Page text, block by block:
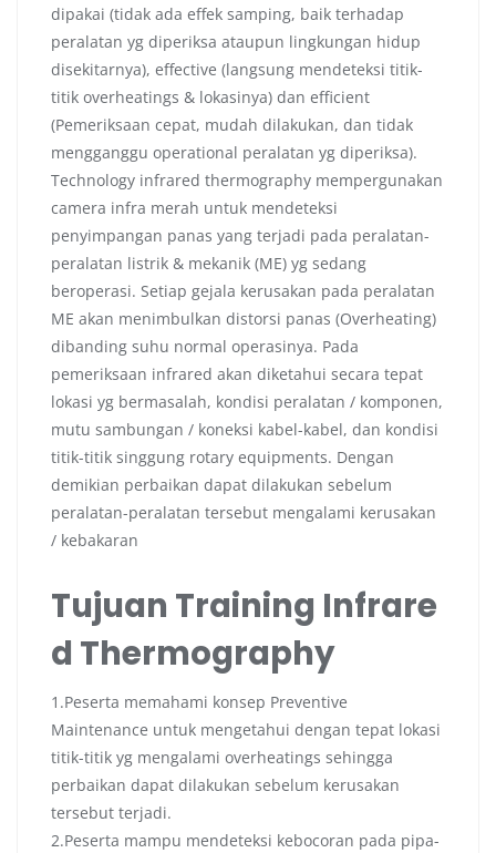
dipakai (tidak ada effek samping, baik terhadap
peralatan yg diperiksa ataupun lingkungan hidup
disekitarnya), effective (langsung mendeteksi titik-
titik overheatings & lokasinya) dan efficient
(Pemeriksaan cepat, mudah dilakukan, dan tidak
mengganggu operational peralatan yg diperiksa).
Technology infrared thermography mempergunakan
camera infra merah untuk mendeteksi
penyimpangan panas yang terjadi pada peralatan-
peralatan listrik & mekanik (ME) yg sedang
beroperasi. Setiap gejala kerusakan pada peralatan
ME akan menimbulkan distorsi panas (Overheating)
dibanding suhu normal operasinya. Pada
pemeriksaan infrared akan diketahui secara tepat
lokasi yg bermasalah, kondisi peralatan / komponen,
mutu sambungan / koneksi kabel-kabel, dan kondisi
titik-titik singgung rotary equipments. Dengan
demikian perbaikan dapat dilakukan sebelum
peralatan-peralatan tersebut mengalami kerusakan
/ kebakaran
Tujuan Training Infrare
d Thermography
1.Peserta memahami konsep Preventive
Maintenance untuk mengetahui dengan tepat lokasi
titik-titik yg mengalami overheatings sehingga
perbaikan dapat dilakukan sebelum kerusakan
tersebut terjadi.
2.Peserta mampu mendeteksi kebocoran pada pipa-